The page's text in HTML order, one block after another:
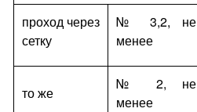
проход через
сетку
№ 3,2, не
менее
то же
№ 2, не
менее